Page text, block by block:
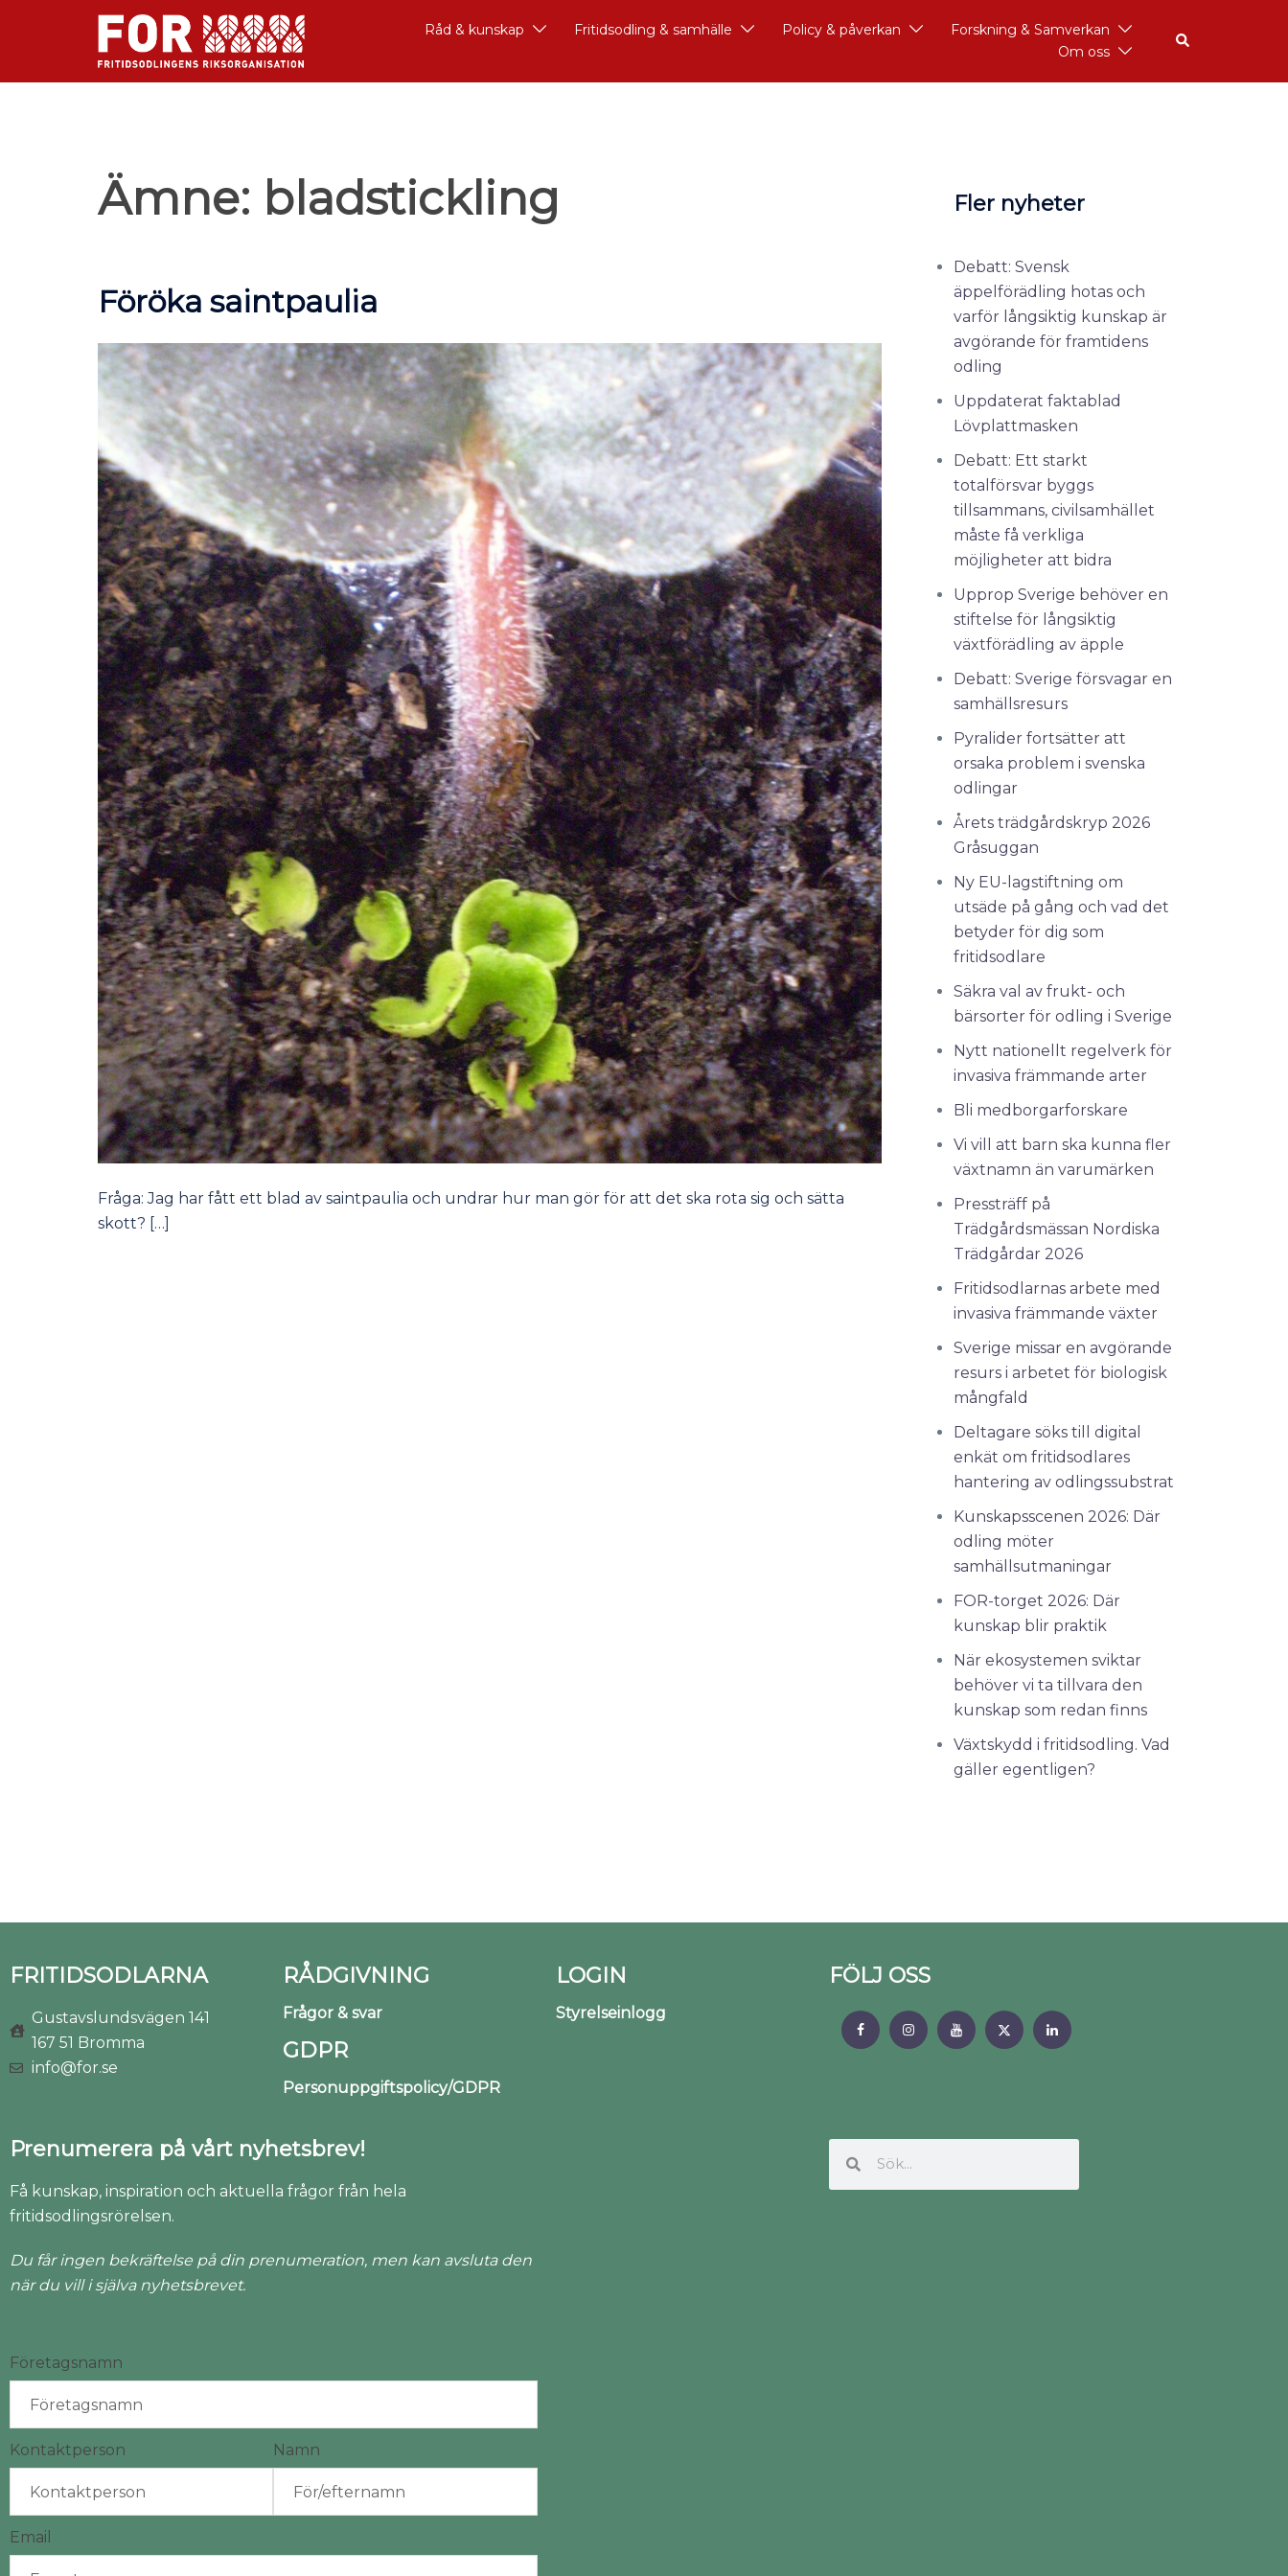
Råd & kunskap Fritidsodling & samhälle Policy & påverkan
Forskning & Samverkan
Om oss
Ämne: bladstickling
Föröka saintpaulia
Fråga: Jag har fått ett blad av saintpaulia och undrar hur man gör för att det ska rota sig och sätta
skott? […]
Fler nyheter
Debatt: Svensk
äppelförädling hotas och
varför långsiktig kunskap är
avgörande för framtidens
odling
Uppdaterat faktablad
Lövplattmasken
Debatt: Ett starkt
totalförsvar byggs
tillsammans, civilsamhället
måste få verkliga
möjligheter att bidra
Upprop Sverige behöver en
stiftelse för långsiktig
växtförädling av äpple
Debatt: Sverige försvagar en
samhällsresurs
Pyralider fortsätter att
orsaka problem i svenska
odlingar
Årets trädgårdskryp 2026
Gråsuggan
Ny EU-lagstiftning om
utsäde på gång och vad det
betyder för dig som
fritidsodlare
Säkra val av frukt- och
bärsorter för odling i Sverige
Nytt nationellt regelverk för
invasiva främmande arter
Bli medborgarforskare
Vi vill att barn ska kunna fler
växtnamn än varumärken
Pressträff på
Trädgårdsmässan Nordiska
Trädgårdar 2026
Fritidsodlarnas arbete med
invasiva främmande växter
Sverige missar en avgörande
resurs i arbetet för biologisk
mångfald
Deltagare söks till digital
enkät om fritidsodlares
hantering av odlingssubstrat
Kunskapsscenen 2026: Där
odling möter
samhällsutmaningar
FOR-torget 2026: Där
kunskap blir praktik
När ekosystemen sviktar
behöver vi ta tillvara den
kunskap som redan finns
Växtskydd i fritidsodling. Vad
gäller egentligen?
FRITIDSODLARNA
Gustavslundsvägen 141
167 51 Bromma
info@for.se
RÅDGIVNING
Frågor & svar
GDPR
Personuppgiftspolicy/GDPR
LOGIN
Styrelseinlogg
FÖLJ OSS
Prenumerera på vårt nyhetsbrev!
Få kunskap, inspiration och aktuella frågor från hela
fritidsodlingsrörelsen.
Du får ingen bekräftelse på din prenumeration, men kan avsluta den
när du vill i själva nyhetsbrevet.
Företagsnamn
Kontaktperson Namn
Email